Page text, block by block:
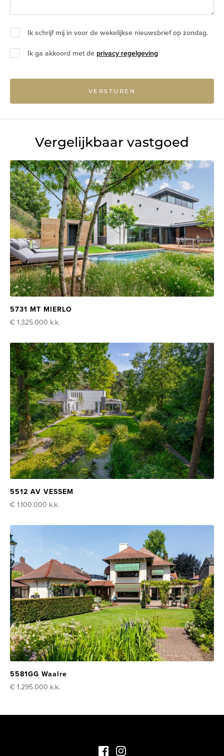
Ik schrijf mij in voor de wekelijkse nieuwsbrief op zondag.
Ik ga akkoord met de privacy regelgeving
VERSTUREN
Vergelijkbaar vastgoed
5731 MT MIERLO
€ 1.325.000 k.k.
5512 AV VESSEM
€ 1.100.000 k.k.
5581GG Waalre
€ 1.295.000 k.k.
Facebook Luxevastgoed
Instagram Luxevastgoed